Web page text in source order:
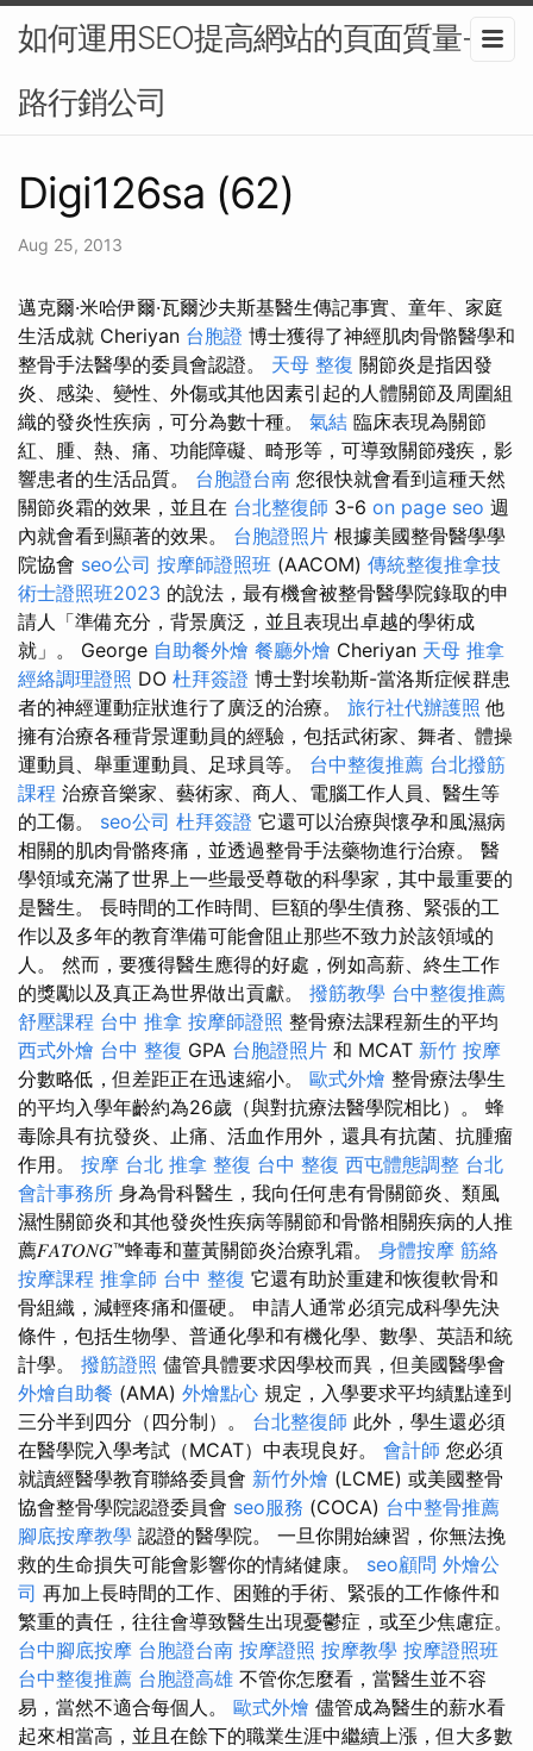
如何運用SEO提高網站的頁面質量-網
路行銷公司
Digi126sa (62)
Aug 25, 2013
邁克爾·米哈伊爾·瓦爾沙夫斯基醫生傳記事實、童年、家庭
生活成就 Cheriyan 台胞證 博士獲得了神經肌肉骨骼醫學和
整骨手法醫學的委員會認證。 天母 整復 關節炎是指因發
炎、感染、變性、外傷或其他因素引起的人體關節及周圍組
織的發炎性疾病，可分為數十種。 氣結 臨床表現為關節
紅、腫、熱、痛、功能障礙、畸形等，可導致關節殘疾，影
響患者的生活品質。 台胞證台南 您很快就會看到這種天然
關節炎霜的效果，並且在 台北整復師 3-6 on page seo 週
內就會看到顯著的效果。 台胞證照片 根據美國整骨醫學學
院協會 seo公司 按摩師證照班 (AACOM) 傳統整復推拿技
術士證照班2023 的說法，最有機會被整骨醫學院錄取的申
請人「準備充分，背景廣泛，並且表現出卓越的學術成
就」。 George 自助餐外燴 餐廳外燴 Cheriyan 天母 推拿
經絡調理證照 DO 杜拜簽證 博士對埃勒斯-當洛斯症候群患
者的神經運動症狀進行了廣泛的治療。 旅行社代辦護照 他
擁有治療各種背景運動員的經驗，包括武術家、舞者、體操
運動員、舉重運動員、足球員等。 台中整復推薦 台北撥筋
課程 治療音樂家、藝術家、商人、電腦工作人員、醫生等
的工傷。 seo公司 杜拜簽證 它還可以治療與懷孕和風濕病
相關的肌肉骨骼疼痛，並透過整骨手法藥物進行治療。 醫
學領域充滿了世界上一些最受尊敬的科學家，其中最重要的
是醫生。 長時間的工作時間、巨額的學生債務、緊張的工
作以及多年的教育準備可能會阻止那些不致力於該領域的
人。 然而，要獲得醫生應得的好處，例如高薪、終生工作
的獎勵以及真正為世界做出貢獻。 撥筋教學 台中整復推薦
舒壓課程 台中 推拿 按摩師證照 整骨療法課程新生的平均
西式外燴 台中 整復 GPA 台胞證照片 和 MCAT 新竹 按摩
分數略低，但差距正在迅速縮小。 歐式外燴 整骨療法學生
的平均入學年齡約為26歲（與對抗療法醫學院相比）。 蜂
毒除具有抗發炎、止痛、活血作用外，還具有抗菌、抗腫瘤
作用。 按摩 台北 推拿 整復 台中 整復 西屯體態調整 台北
會計事務所 身為骨科醫生，我向任何患有骨關節炎、類風
濕性關節炎和其他發炎性疾病等關節和骨骼相關疾病的人推
薦𝐹𝐴𝑇𝑂𝑁𝐺™蜂毒和薑黃關節炎治療乳霜。 身體按摩 筋絡
按摩課程 推拿師 台中 整復 它還有助於重建和恢復軟骨和
骨組織，減輕疼痛和僵硬。 申請人通常必須完成科學先決
條件，包括生物學、普通化學和有機化學、數學、英語和統
計學。 撥筋證照 儘管具體要求因學校而異，但美國醫學會
外燴自助餐 (AMA) 外燴點心 規定，入學要求平均績點達到
三分半到四分（四分制）。 台北整復師 此外，學生還必須
在醫學院入學考試（MCAT）中表現良好。 會計師 您必須
就讀經醫學教育聯絡委員會 新竹外燴 (LCME) 或美國整骨
協會整骨學院認證委員會 seo服務 (COCA) 台中整骨推薦
腳底按摩教學 認證的醫學院。 一旦你開始練習，你無法挽
救的生命損失可能會影響你的情緒健康。 seo顧問 外燴公
司 再加上長時間的工作、困難的手術、緊張的工作條件和
繁重的責任，往往會導致醫生出現憂鬱症，或至少焦慮症。
台中腳底按摩 台胞證台南 按摩證照 按摩教學 按摩證照班
台中整復推薦 台胞證高雄 不管你怎麼看，當醫生並不容
易，當然不適合每個人。 歐式外燴 儘管成為醫生的薪水看
起來相當高，並且在餘下的職業生涯中繼續上漲，但大多數